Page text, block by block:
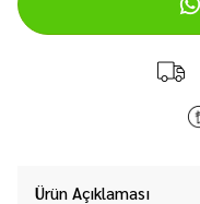
Ürün Açıklaması